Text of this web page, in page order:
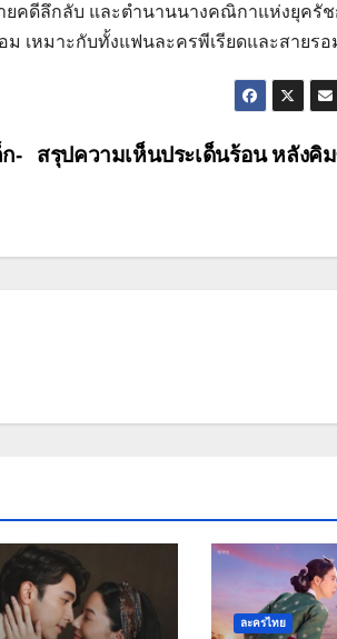
คดีลึกลับ และตำนานนางคณิกาแห่งยุครัช
ม เหมาะกับทั้งแฟนละครพีเรียดและสายร
สรุปความเห็นประเด็นร้อน หลังคิ
-
ละครไทย